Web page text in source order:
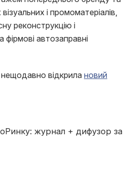
і промоматеріалів,
реконструкцію і
фірмові автозаправні
відкрила новий